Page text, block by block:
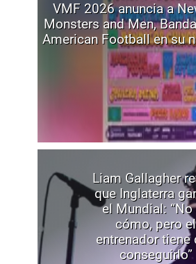
VMF 2026 anuncia a
Monsters and Men,
American Football en su
Liam Gallagher
que Inglaterra
el Mundial: “No
cómo, pero el
entrenador tiene
conseguirlo”